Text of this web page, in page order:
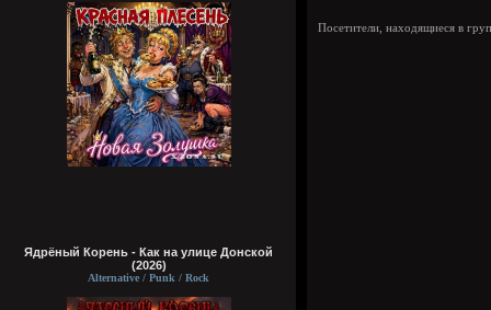
Ядрёный Корень - Как на улице Донской
(2026)
Alternative / Punk / Rock
Посетители, находящиеся в